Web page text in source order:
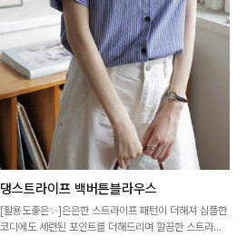
댕스트라이프 백버튼블라우스
[활용도좋은✨]은은한 스트라이프 패턴이 더해져 심플한
코디에도 세련된 포인트를 더해드리며 깔끔한 스트라이